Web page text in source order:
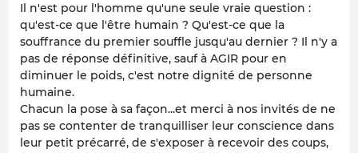
Il n'est pour l'homme qu'une seule vraie question :
qu'est-ce que l'être humain ? Qu'est-ce que la
souffrance du premier souffle jusqu'au dernier ? Il n'y a
pas de réponse définitive, sauf à AGIR pour en
diminuer le poids, c'est notre dignité de personne
humaine.
Chacun la pose à sa façon...et merci à nos invités de ne
pas se contenter de tranquilliser leur conscience dans
leur petit précarré, de s'exposer à recevoir des coups,